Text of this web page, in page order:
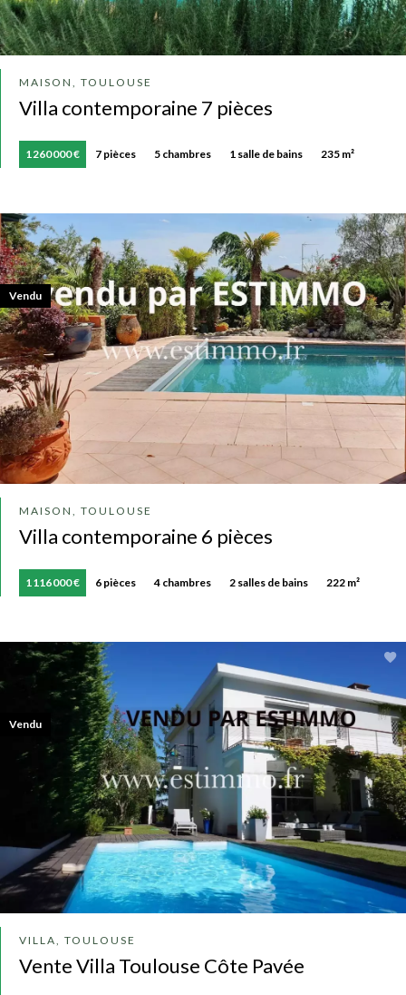
MAISON, TOULOUSE
Villa contemporaine 7 pièces
1 260 000 € 7 pièces 5 chambres 1 salle de bains 235 m²
MAISON, TOULOUSE
Villa contemporaine 6 pièces
1 116 000 € 6 pièces 4 chambres 2 salles de bains 222 m²
Vendu
VILLA, TOULOUSE
Vente Villa Toulouse Côte Pavée
Vendu